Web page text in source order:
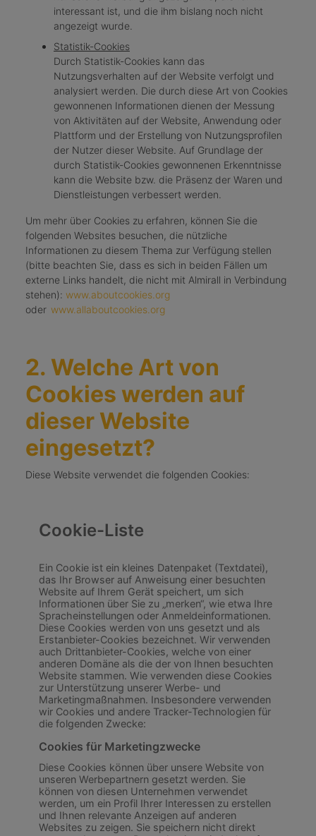
interessant ist, und die ihm bislang noch nicht
angezeigt wurde.
Statistik-Cookies
Durch Statistik-Cookies kann das
Nutzungsverhalten auf der Website verfolgt und
analysiert werden. Die durch diese Art von Cookies
gewonnenen Informationen dienen der Messung
von Aktivitäten auf der Website, Anwendung oder
Plattform und der Erstellung von Nutzungsprofilen
der Nutzer dieser Website. Auf Grundlage der
durch Statistik-Cookies gewonnenen Erkenntnisse
kann die Website bzw. die Präsenz der Waren und
Dienstleistungen verbessert werden.
Um mehr über Cookies zu erfahren, können Sie die
folgenden Websites besuchen, die nützliche
Informationen zu diesem Thema zur Verfügung stellen
(bitte beachten Sie, dass es sich in beiden Fällen um
externe Links handelt, die nicht mit Almirall in Verbindung
stehen): www.aboutcookies.org
oder www.allaboutcookies.org
2. Welche Art von
Cookies werden auf
dieser Website
eingesetzt?
Diese Website verwendet die folgenden Cookies:
Cookie-Liste
Ein Cookie ist ein kleines Datenpaket (Textdatei),
das Ihr Browser auf Anweisung einer besuchten
Website auf Ihrem Gerät speichert, um sich
Informationen über Sie zu „merken“, wie etwa Ihre
Spracheinstellungen oder Anmeldeinformationen.
Diese Cookies werden von uns gesetzt und als
Erstanbieter-Cookies bezeichnet. Wir verwenden
auch Drittanbieter-Cookies, welche von einer
anderen Domäne als die der von Ihnen besuchten
Website stammen. Wie verwenden diese Cookies
zur Unterstützung unserer Werbe- und
Marketingmaßnahmen. Insbesondere verwenden
wir Cookies und andere Tracker-Technologien für
die folgenden Zwecke:
Cookies für Marketingzwecke
Diese Cookies können über unsere Website von
unseren Werbepartnern gesetzt werden. Sie
können von diesen Unternehmen verwendet
werden, um ein Profil Ihrer Interessen zu erstellen
und Ihnen relevante Anzeigen auf anderen
Websites zu zeigen. Sie speichern nicht direkt